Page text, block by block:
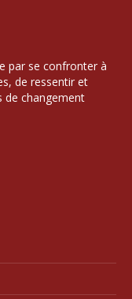
par se confronter à
de ressentir et
de changement